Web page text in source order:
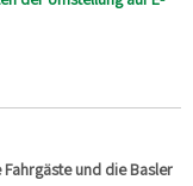
und die Basler